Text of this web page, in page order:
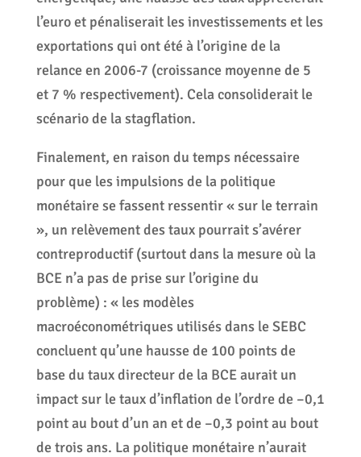
l’euro et pénaliserait les investissements et les
exportations qui ont été à l’origine de la
relance en 2006-7 (croissance moyenne de 5
et 7 % respectivement). Cela consoliderait le
scénario de la stagflation.
Finalement, en raison du temps nécessaire
pour que les impulsions de la politique
monétaire se fassent ressentir « sur le terrain
», un relèvement des taux pourrait s’avérer
contreproductif (surtout dans la mesure où la
BCE n’a pas de prise sur l’origine du
problème) : « les modèles
macroéconométriques utilisés dans le SEBC
concluent qu’une hausse de 100 points de
base du taux directeur de la BCE aurait un
impact sur le taux d’inflation de l’ordre de –0,1
point au bout d’un an et de –0,3 point au bout
de trois ans. La politique monétaire n’aurait